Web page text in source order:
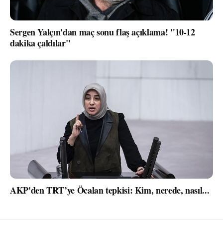
Sergen Yalçın'dan maç sonu flaş açıklama! "10-12
dakika çaldılar"
AKP'den TRT’ye Öcalan tepkisi: Kim, nerede, nasıl...